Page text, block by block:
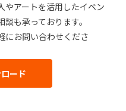
やアートを活用したイベン
も承っております。
にお問い合わせくださ
ード